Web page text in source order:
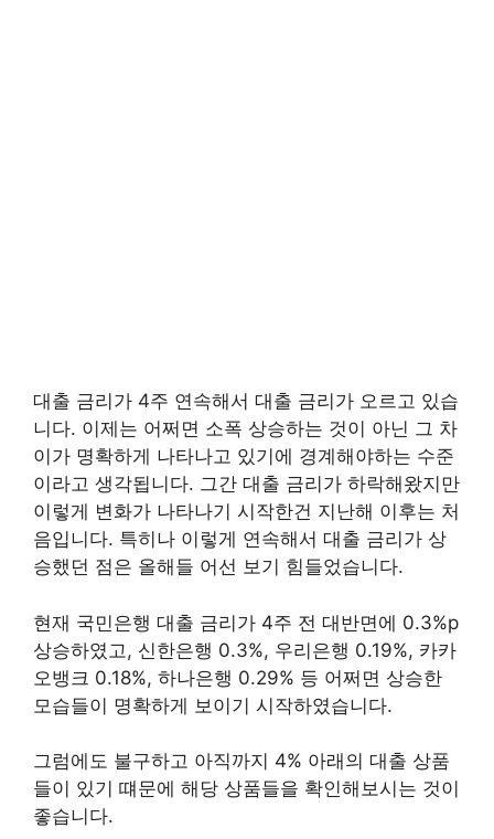
대출 금리가 4주 연속해서 대출 금리가 오르고 있습
니다. 이제는 어쩌면 소폭 상승하는 것이 아닌 그 차
이가 명확하게 나타나고 있기에 경계해야하는 수준
이라고 생각됩니다. 그간 대출 금리가 하락해왔지만
이렇게 변화가 나타나기 시작한건 지난해 이후는 처
음입니다. 특히나 이렇게 연속해서 대출 금리가 상
승했던 점은 올해들 어선 보기 힘들었습니다.
현재 국민은행 대출 금리가 4주 전 대반면에 0.3%p
상승하였고, 신한은행 0.3%, 우리은행 0.19%, 카카
오뱅크 0.18%, 하나은행 0.29% 등 어쩌면 상승한
모습들이 명확하게 보이기 시작하였습니다.
그럼에도 불구하고 아직까지 4% 아래의 대출 상품
들이 있기 떄문에 해당 상품들을 확인해보시는 것이
좋습니다.